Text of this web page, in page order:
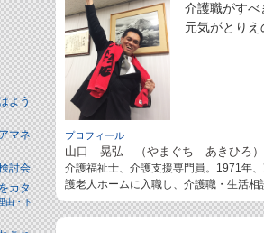
よう
マネ
討会
カタ
由・ト
介護職がすべ
元気がとりえ
プロフィール
山口 晃弘 （やまぐち あきひろ）
介護福祉士、介護支援専門員。1971年
護老人ホームに入職し、介護職・生活相